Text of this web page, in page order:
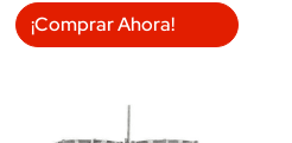
¡Comprar Ahora!